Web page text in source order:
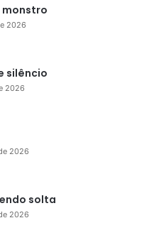
monstro
2026
silêncio
2026
2026
solta
2026